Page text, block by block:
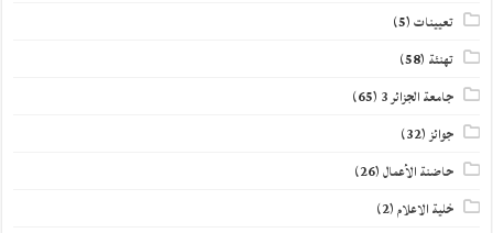
تعيينات(5)
تهنئة (58)
جامعة الجزائر 3 (65)
جوائز(32)
حاضنة الأعمال(26)
خلية الاعلام(2)